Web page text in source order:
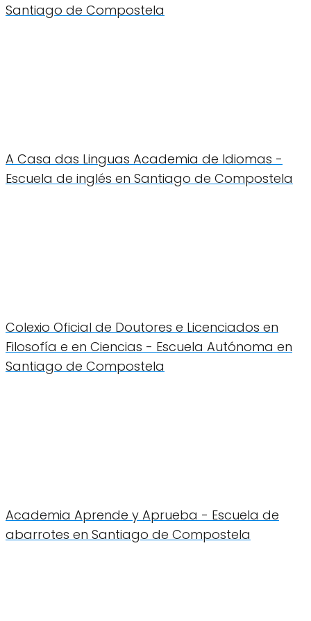
Santiago de Compostela
A Casa das Linguas Academia de Idiomas -
Escuela de inglés en Santiago de Compostela
Colexio Oficial de Doutores e Licenciados en
Filosofía e en Ciencias - Escuela Autónoma en
Santiago de Compostela
Academia Aprende y Aprueba - Escuela de
abarrotes en Santiago de Compostela